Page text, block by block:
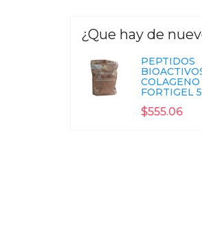
¿Que hay de
PEPTIDOS
COLAGENO
FORTIGEL
$555.06